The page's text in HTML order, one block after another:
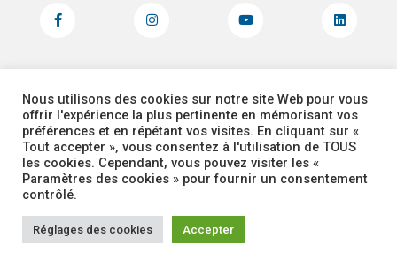
MENTIONS LÉGALES
PLAN DU SITE
ACCESSIBILITÉ
ADMINISTRATEUR
COOKIES
Corbas 2026 Tous droits réservés -
Nous utilisons des cookies sur notre site Web pour vous
offrir l'expérience la plus pertinente en mémorisant vos
préférences et en répétant vos visites. En cliquant sur «
Tout accepter », vous consentez à l'utilisation de TOUS
les cookies. Cependant, vous pouvez visiter les «
Paramètres des cookies » pour fournir un consentement
contrôlé.
Réglages des cookies Accepter